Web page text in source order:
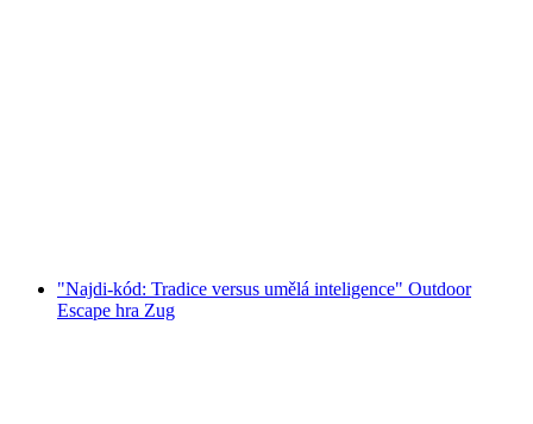
"Najdi-kód: Tradice versus umělá inteligence" Outdoor
Escape hra Zug